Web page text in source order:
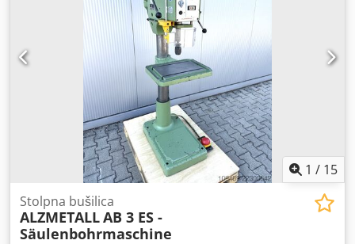
- 1750 o/min Pogonski motor: 380 V, 0,9/1,5 kW Težina: 340
kg Potrebna površina: 600 x 920 x 1880 mm
1 / 15
Stolpna bušilica
ALZMETALLAB 3 ES -
Säulenbohrmaschine